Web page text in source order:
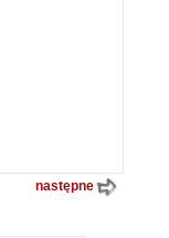
następne